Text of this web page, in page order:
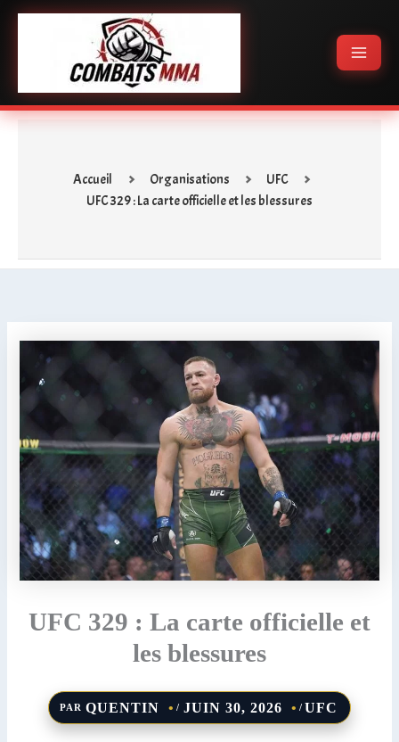
Aller
Menu
Accueil Organisations
UFC
UFC 329 : La carte officielle et les blessures
UFC 329 : La carte officielle et
les blessures
PAR QUENTIN / JUIN 30, 2026 / UFC